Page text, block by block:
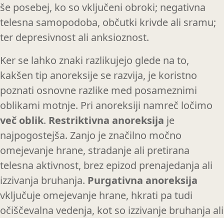
še posebej, ko so vključeni obroki; negativna
telesna samopodoba, občutki krivde ali sramu;
ter depresivnost ali anksioznost.
Ker se lahko znaki razlikujejo glede na to,
kakšen tip anoreksije se razvija, je koristno
poznati osnovne razlike med posameznimi
oblikami motnje. Pri anoreksiji namreč ločimo
več oblik. Restriktivna anoreksija je
najpogostejša. Zanjo je značilno močno
omejevanje hrane, stradanje ali pretirana
telesna aktivnost, brez epizod prenajedanja ali
izzivanja bruhanja. Purgativna anoreksija
vključuje omejevanje hrane, hkrati pa tudi
očiščevalna vedenja, kot so izzivanje bruhanja ali